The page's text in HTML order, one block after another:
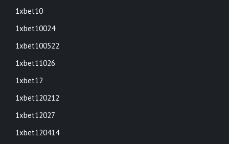
1xbet10
1xbet10024
1xbet100522
1xbet11026
1xbet12
1xbet120212
1xbet12027
1xbet120414